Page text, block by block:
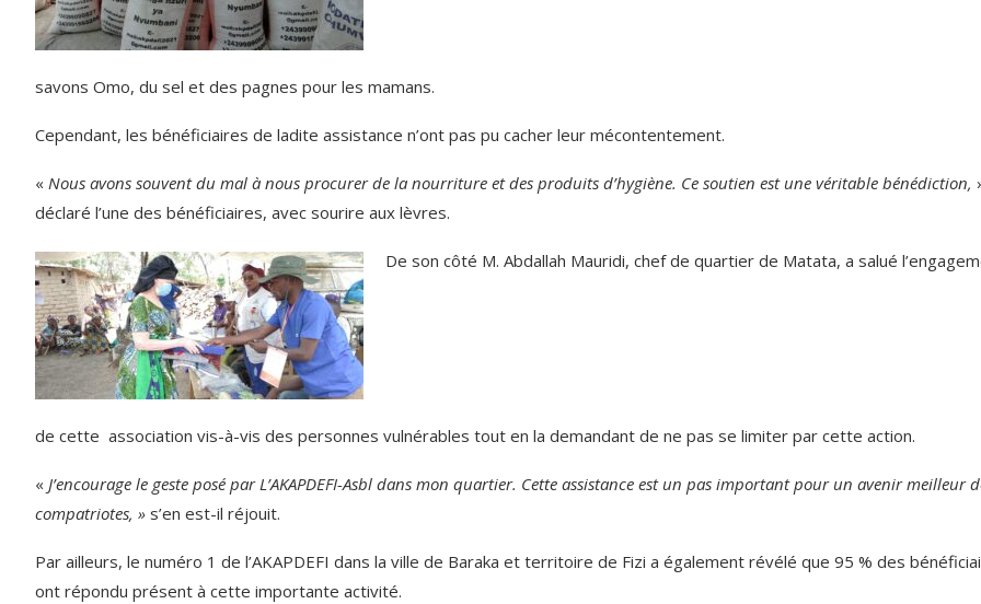
savons Omo, du sel et des pagnes pour les mamans.
Cependant, les bénéficiaires de ladite assistance n’ont pas pu cacher leur mécontentement.
« Nous avons souvent du mal à nous procurer de la nourriture et des produits d’hygiène. Ce soutien est une véritable bénédiction,
déclaré l’une des bénéficiaires, avec sourire aux lèvres.
De son côté M. Abdallah Mauridi, chef de quartier de Matata, a salué
de cette association vis-à-vis des personnes vulnérables tout en la demandant de ne pas se limiter par cette action.
« J’encourage le geste posé par L’AKAPDEFI-Asbl dans mon quartier. Cette assistance est un pas important pour un avenir meilleur
compatriotes, » s’en est-il réjouit.
Par ailleurs, le numéro 1 de l’AKAPDEFI dans la ville de Baraka et territoire de Fizi a également révélé que 95 % des
ont répondu présent à cette importante activité.